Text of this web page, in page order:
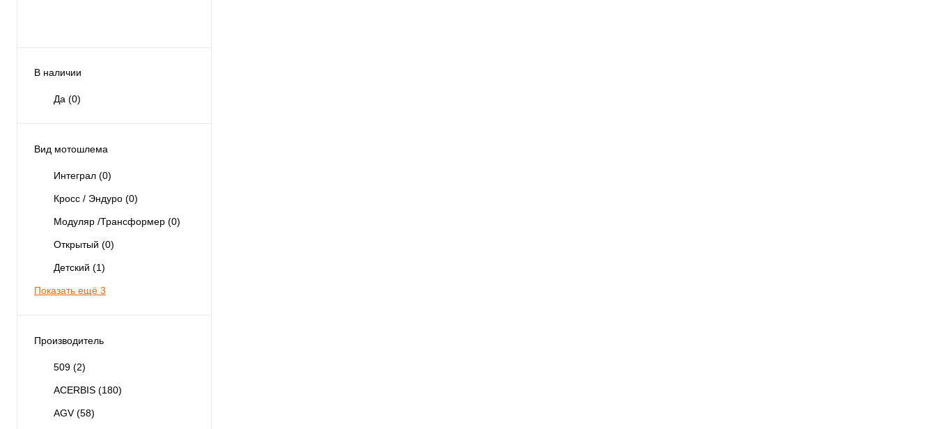
В наличии
Да (0)
Вид мотошлема
Интеграл (0)
Кросс / Эндуро (0)
Модуляр /Трансформер (0)
Открытый (0)
Детский (1)
Показать ещё 3
Производитель
509 (2)
ACERBIS (180)
AGV(58)